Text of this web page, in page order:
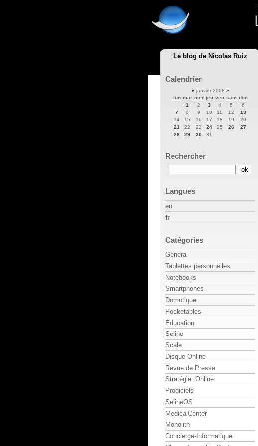
Le blog de Nicolas Ruiz
Calendrier
« janvier 2008 »
lun mar mer jeu ven sam dim
1
2 3 4 5
6
7
8 9 10 11 12
13
14
15 16 17 18 19
20
21
22 23 24 25 26
27
28
29 30 31
Rechercher
Langues
en
fr
Catégories
General
Tablettes personnelles
Notebooks
Smartphones
Domotique
Pocketables
Education
Seline
Scale
Disque-Online
Revue de Presse
Stratégie :Online
Progiciels
SelineOS
MedicalCenter
Monolith
Concierge-Informatique